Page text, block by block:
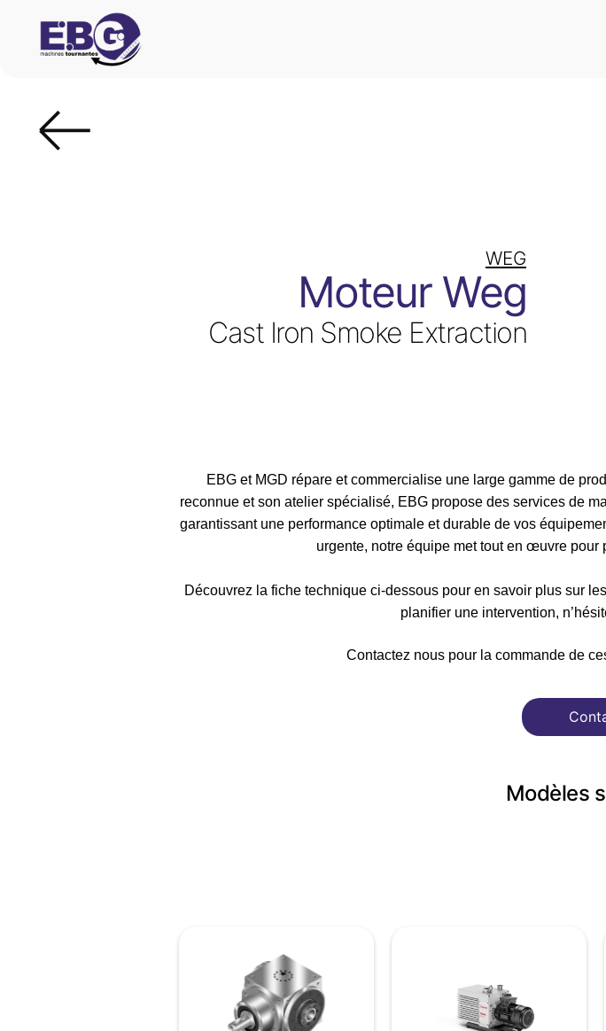
WEG
Moteur Weg
Cast Iron Smoke Extraction
EBG et MGD répare et commercialise une large gamme de
reconnue et son atelier spécialisé, EBG propose des services de
garantissant une performance optimale et durable de vos
urgente, notre équipe met tout en œuvre pour
Découvrez la fiche technique ci-dessous pour en savoir plus sur
planifier une intervention,
Contactez nous pour la commande de
Modèles